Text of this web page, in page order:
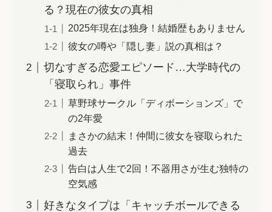
る？現在の彼女の真相
2025年現在は独身！結婚歴もありません
彼女の噂や「隠し妻」説の真相は？
切なすぎる恋愛エピソード…大学時代の
「寝取られ」事件
草野球サークル「ディボーションズ」で
の2年愛
まさかの結末！仲間に彼女を寝取られた
過去
告白は人生で2回！不器用さが生む独特の
空気感
好きなタイプは「キャッチボールできる